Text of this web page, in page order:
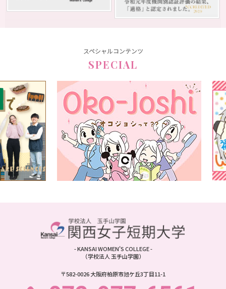
スペシャルコンテンツ
SPECIAL
- KANSAI WOMEN'S COLLEGE -
（学校法人 玉手山学園）
〒582-0026 大阪府柏原市旭ケ丘3丁目11-1